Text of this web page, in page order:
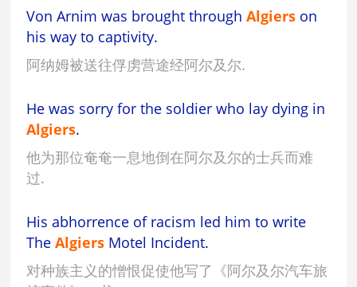
Von Arnim was brought throughAlgiers on
his way to captivity.
阿纳姆被送往俘虏营途经阿尔及尔.
He was sorry for the soldier who lay dying in
Algiers.
他为那位奄奄一息地倒在阿尔及尔的士兵而难
过.
His abhorrence of racism led him to write
TheAlgiers Motel Incident.
对种族主义的憎恨促使他写了《阿尔及尔汽车旅